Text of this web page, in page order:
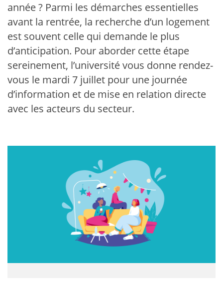
année ? Parmi les démarches essentielles
avant la rentrée, la recherche d’un logement
est souvent celle qui demande le plus
d’anticipation. Pour aborder cette étape
sereinement, l’université vous donne rendez-
vous le mardi 7 juillet pour une journée
d’information et de mise en relation directe
avec les acteurs du secteur.